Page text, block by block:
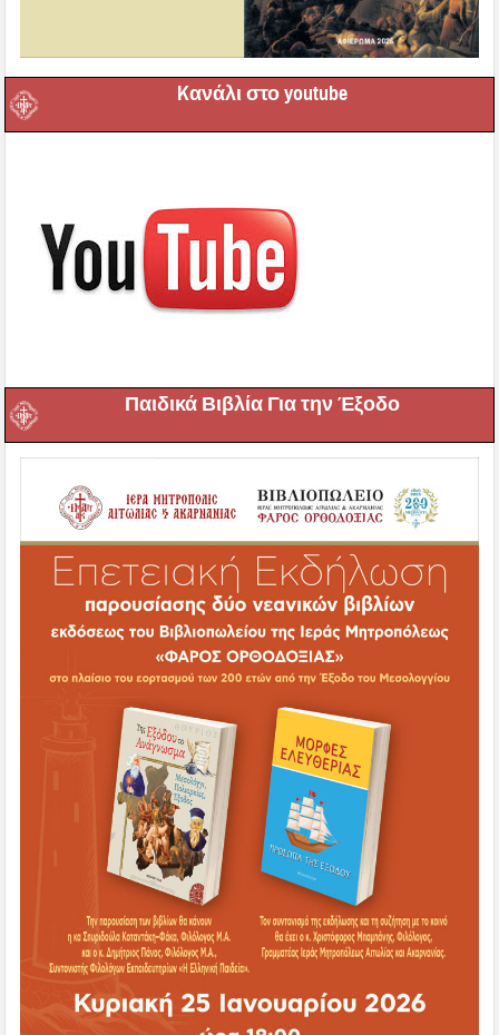
Kανάλι στο youtube
Παιδικά Βιβλία Για την Έξοδο